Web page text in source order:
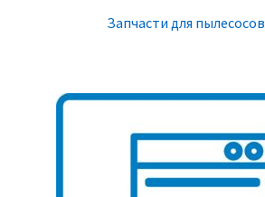
Запчасти для пылесосов